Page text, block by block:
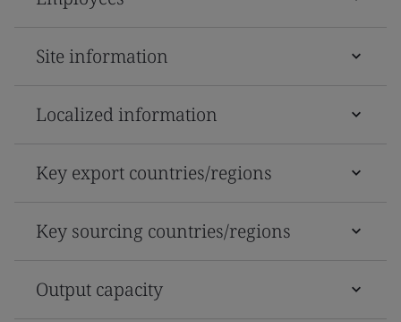
Site information
Localized information
Key export countries/regions
Key sourcing countries/regions
Output capacity